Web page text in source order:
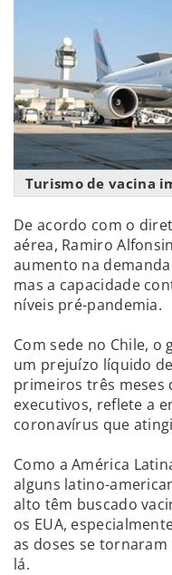
Turismo de vacina
De acordo com o
aérea, Ramiro
aumento na
mas a capacidade
níveis pré-pandemia.
Com sede no Chile,
um prejuízo líquido
primeiros três meses
executivos, reflete a
coronavírus que
Como a América
alguns latino-
alto têm buscado
os EUA,
as doses se
lá.